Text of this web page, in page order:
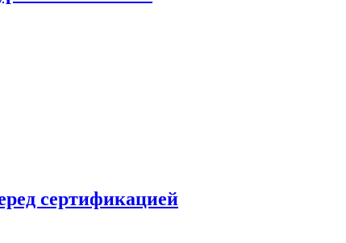
сертификацией